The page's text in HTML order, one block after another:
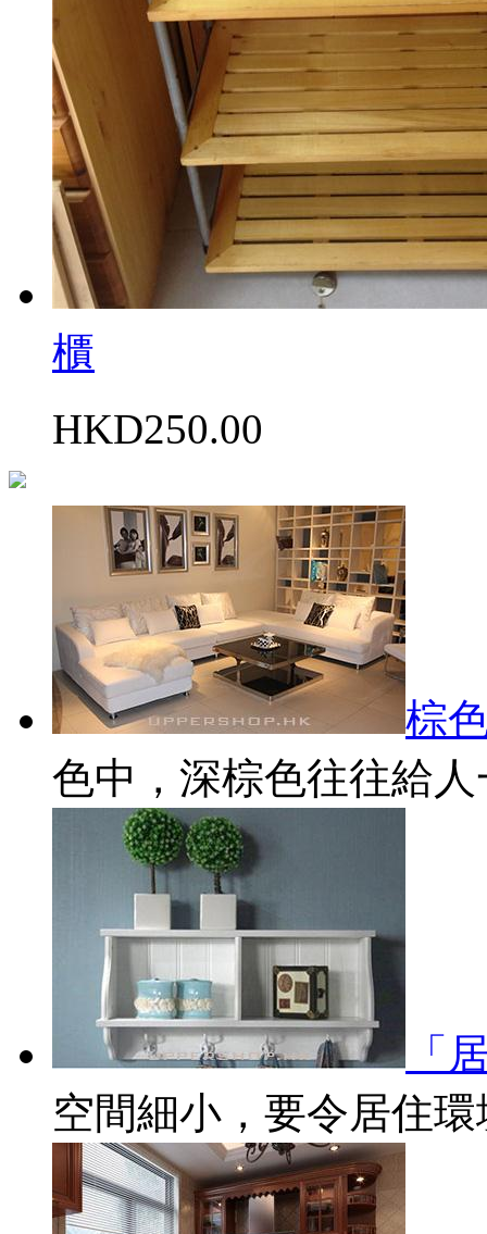
櫃
HKD250.00
棕
色中，深棕色往往給人
「
空間細小，要令居住環